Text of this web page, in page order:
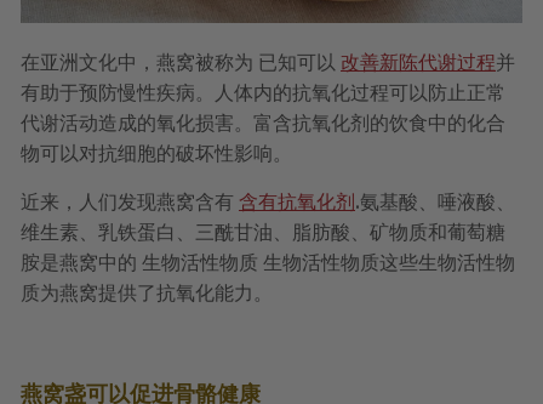
在亚洲文化中，燕窝被称为 已知可以 改善新陈代谢过程并
有助于预防慢性疾病。人体内的抗氧化过程可以防止正常
代谢活动造成的氧化损害。富含抗氧化剂的饮食中的化合
物可以对抗细胞的破坏性影响。
近来，人们发现燕窝含有 含有抗氧化剂.氨基酸、唾液酸、
维生素、乳铁蛋白、三酰甘油、脂肪酸、矿物质和葡萄糖
胺是燕窝中的 生物活性物质 生物活性物质这些生物活性物
质为燕窝提供了抗氧化能力。
燕窝盏可以促进骨骼健康